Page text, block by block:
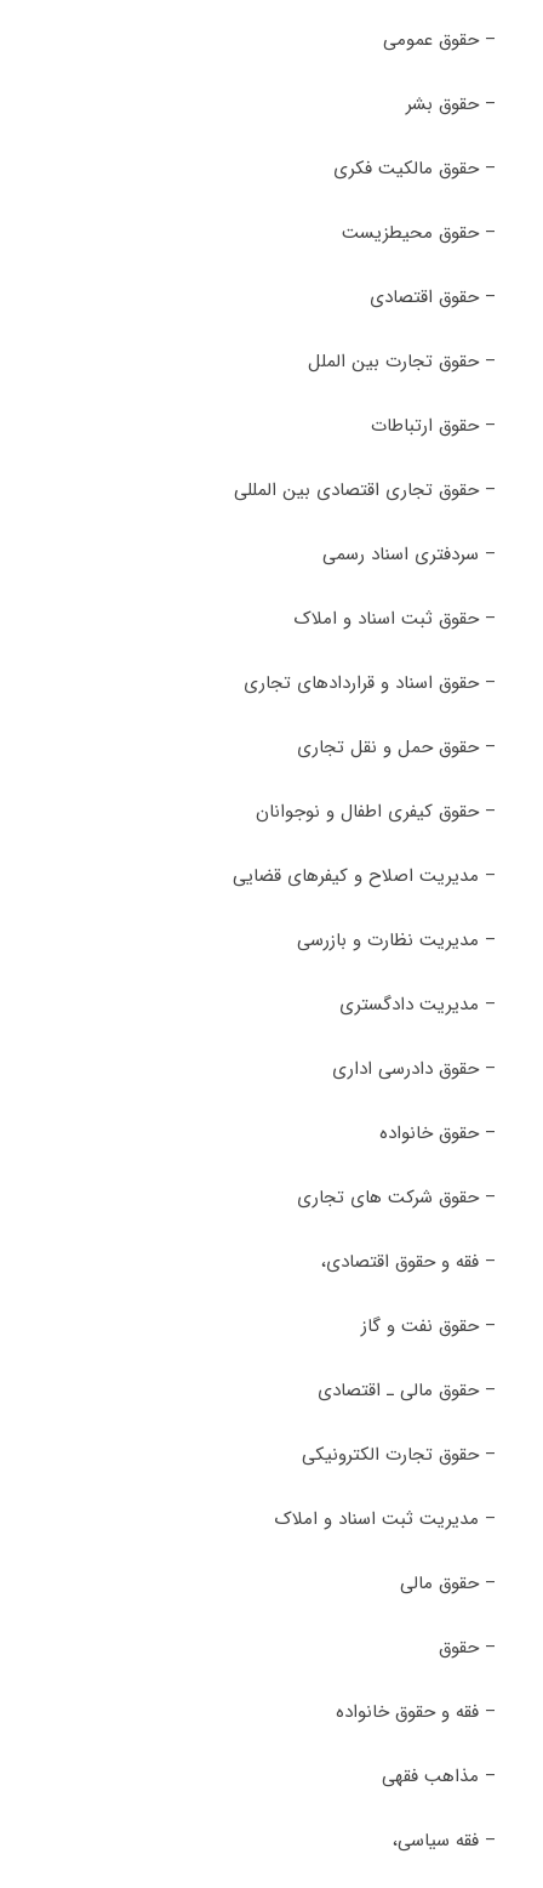
– حقوق عمومی
– حقوق بشر
– حقوق مالکیت فکری
– حقوق محیطزیست
– حقوق اقتصادی
– حقوق تجارت بین الملل
– حقوق ارتباطات
– حقوق تجاری اقتصادی بین المللی
– سردفتری اسناد رسمی
– حقوق ثبت اسناد و املاک
– حقوق اسناد و قراردادهای تجاری
– حقوق حمل و نقل تجاری
– حقوق کیفری اطفال و نوجوانان
– مدیریت اصلاح و کیفرهای قضایی
– مدیریت نظارت و بازرسی
– مدیریت دادگستری
– حقوق دادرسی اداری
– حقوق خانواده
– حقوق شرکت های تجاری
– فقه و حقوق اقتصادی،
– حقوق نفت و گاز
– حقوق مالی ـ اقتصادی
– حقوق تجارت الکترونیکی
– مدیریت ثبت اسناد و املاک
– حقوق مالی
– حقوق
– فقه و حقوق خانواده
– مذاهب فقهی
– فقه سیاسی،